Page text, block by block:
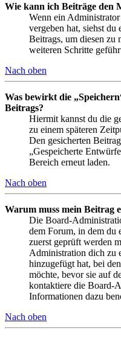
Wie kann ich Beiträge den
Wenn ein
vergeben hat, siehst du
Beitrags, um diesen zu
weiteren Schritte
Nach oben
Was bewirkt die
Beitrags?
Hiermit kannst du die
zu einem späteren
Den gesicherten
„Gespeicherte
Bereich erneut laden.
Nach oben
Warum muss mein Beitrag
Die Board-
dem Forum, in dem du
zuerst geprüft werden
Administration dich zu
hinzugefügt hat, bei
möchte, bevor sie auf
kontaktiere die Board-
Informationen dazu
Nach oben